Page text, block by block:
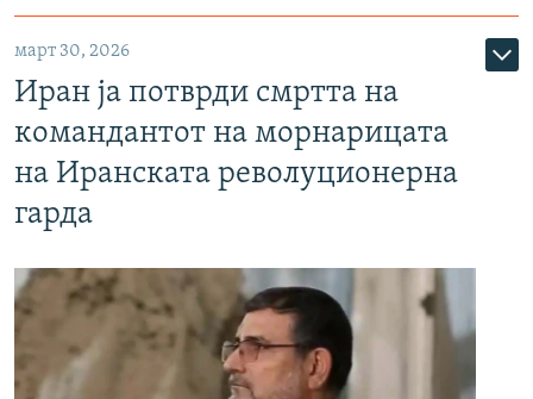
март 30, 2026
Иран ја потврди смртта на
командантот на морнарицата
на Иранската револуционерна
гарда